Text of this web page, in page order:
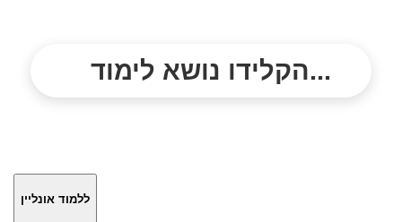
הקלידו נושא לימוד...
ללמוד אונליין